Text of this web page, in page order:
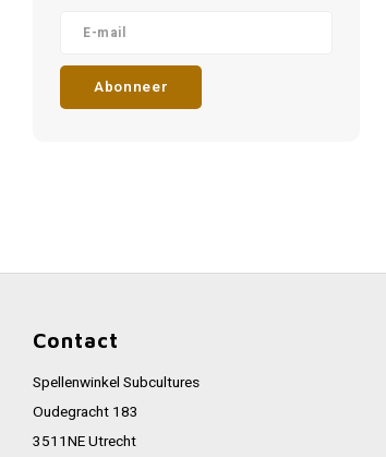
Abonneer
Contact
Spellenwinkel Subcultures
Oudegracht 183
3511NE Utrecht